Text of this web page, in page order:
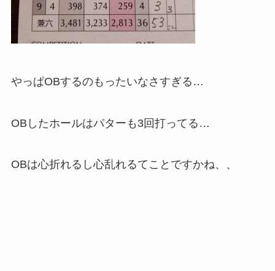
やっぱOBするのもったいなさすぎる…
OBしたホールはパターも3回打ってる…
OBは心折れるし心乱れるてことですかね、、